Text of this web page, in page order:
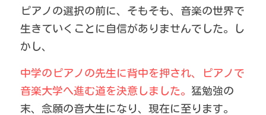
ピアノの選択の前に、そもそも、音楽の世界で
生きていくことに自信がありませんでした。し
かし、
中学のピアノの先生に背中を押され、ピアノで
音楽大学へ進む道を決意しました。 猛勉強の
末、念願の音大生になり、現在に至ります。